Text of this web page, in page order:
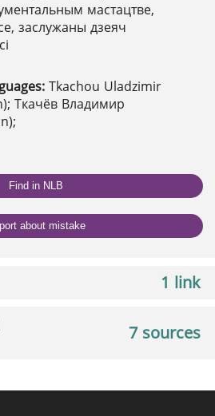
мастацтве,
заслужаны дзеяч
Tkachou Uladzimir
Ткачёв Владимир
Find in NLB
about mistake
1 link
7 sources